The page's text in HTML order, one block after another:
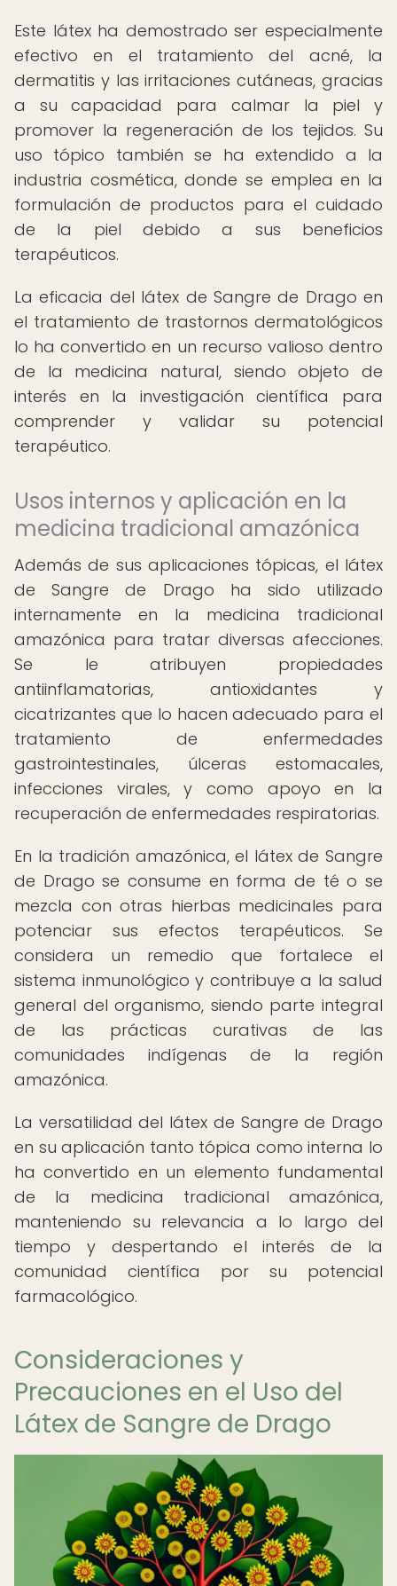
Este látex ha demostrado ser especialmente
efectivo en el tratamiento del acné, la
dermatitis y las irritaciones cutáneas, gracias
a su capacidad para calmar la piel y
promover la regeneración de los tejidos. Su
uso tópico también se ha extendido a la
industria cosmética, donde se emplea en la
formulación de productos para el cuidado
de la piel debido a sus beneficios
terapéuticos.
La eficacia del látex de Sangre de Drago en
el tratamiento de trastornos dermatológicos
lo ha convertido en un recurso valioso dentro
de la medicina natural, siendo objeto de
interés en la investigación científica para
comprender y validar su potencial
terapéutico.
Usos internos y aplicación en la
medicina tradicional amazónica
Además de sus aplicaciones tópicas, el látex
de Sangre de Drago ha sido utilizado
internamente en la medicina tradicional
amazónica para tratar diversas afecciones.
Se le atribuyen propiedades
antiinflamatorias, antioxidantes y
cicatrizantes que lo hacen adecuado para el
tratamiento de enfermedades
gastrointestinales, úlceras estomacales,
infecciones virales, y como apoyo en la
recuperación de enfermedades respiratorias.
En la tradición amazónica, el látex de Sangre
de Drago se consume en forma de té o se
mezcla con otras hierbas medicinales para
potenciar sus efectos terapéuticos. Se
considera un remedio que fortalece el
sistema inmunológico y contribuye a la salud
general del organismo, siendo parte integral
de las prácticas curativas de las
comunidades indígenas de la región
amazónica.
La versatilidad del látex de Sangre de Drago
en su aplicación tanto tópica como interna lo
ha convertido en un elemento fundamental
de la medicina tradicional amazónica,
manteniendo su relevancia a lo largo del
tiempo y despertando el interés de la
comunidad científica por su potencial
farmacológico.
Consideraciones y
Precauciones en el Uso del
Látex de Sangre de Drago